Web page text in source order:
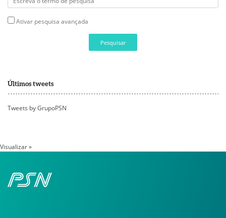
Ativar pesquisa avançada
Pesquisar
Últimos tweets
Tweets by GrupoPSN
Visualizar »